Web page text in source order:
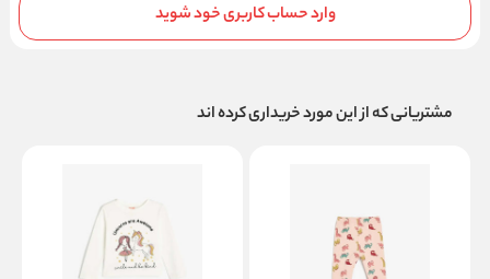
وارد حساب کاربری خود شوید
مشتریانی که از این مورد خریداری کرده اند